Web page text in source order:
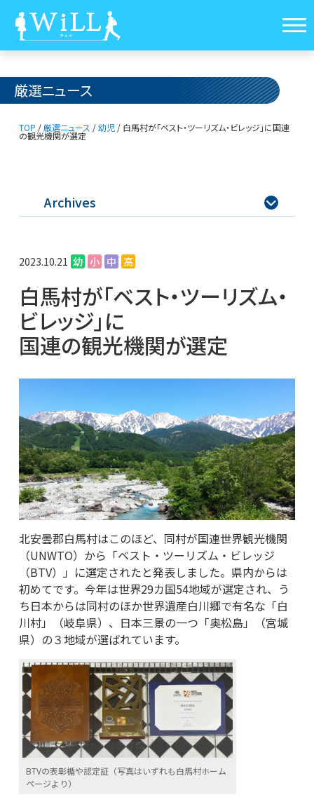
厳選ニュース
TOP /厳選ニュース /幼児/ ⽩⾺村が「ベスト・ツーリズム・ビレッジ」に国連
の観光機関が選定
Archives 
2023.10.21 幼 小 中 高
⽩⾺村が「ベスト・ツーリズム・
ビレッジ」に
国連の観光機関が選定
北安曇郡白馬村はこのほど、同村が国連世界観光機関
（UNWTO）から「ベスト・ツーリズム・ビレッジ
（BTV）」に選定されたと発表しました。県内からは
初めてです。今年は世界29カ国54地域が選定され、う
ち日本からは同村のほか世界遺産⽩川郷で有名な「⽩
川村」（岐阜県）、⽇本三景の⼀つ「奥松島」（宮城
県）の３地域が選ばれています。
BТVの表彰楯や認定証（写真はいずれも白馬村ホーム
ページより）